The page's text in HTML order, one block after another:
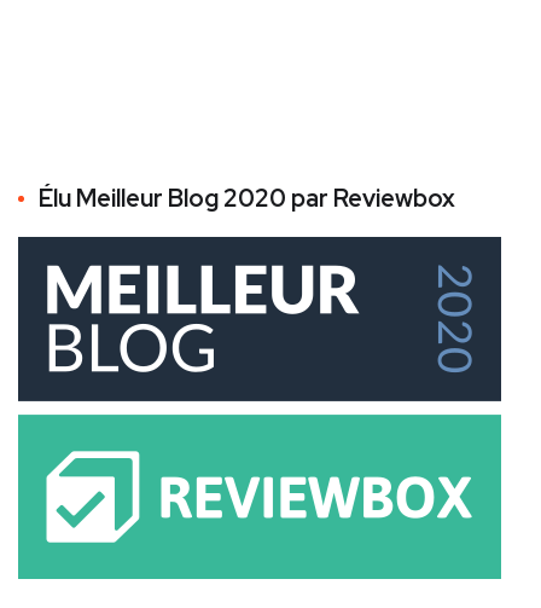
Élu Meilleur Blog 2020 par Reviewbox